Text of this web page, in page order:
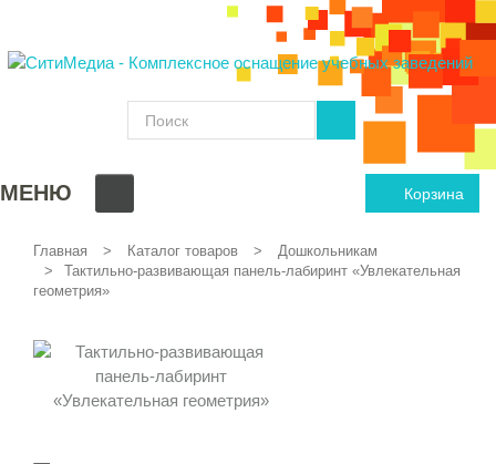
Корзина
МЕНЮ
Главная Каталог товаров
Дошкольникам
Тактильно-развивающая панель-лабиринт «Увлекательная
геометрия»